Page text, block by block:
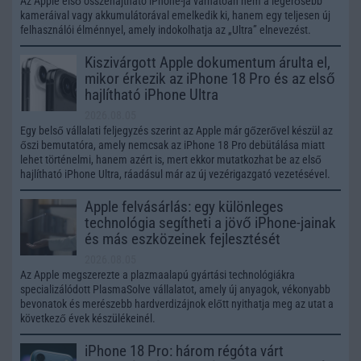
kameráival vagy akkumulátorával emelkedik ki, hanem egy teljesen új
felhasználói élménnyel, amely indokolhatja az „Ultra” elnevezést.
Kiszivárgott Apple dokumentum árulta el,
mikor érkezik az iPhone 18 Pro és az első
hajlítható iPhone Ultra
Egy belső vállalati feljegyzés szerint az Apple már gőzerővel készül az
őszi bemutatóra, amely nemcsak az iPhone 18 Pro debütálása miatt
lehet történelmi, hanem azért is, mert ekkor mutatkozhat be az első
hajlítható iPhone Ultra, ráadásul már az új vezérigazgató vezetésével.
Apple felvásárlás: egy különleges
technológia segítheti a jövő iPhone-jainak
és más eszközeinek fejlesztését
Az Apple megszerezte a plazmaalapú gyártási technológiákra
specializálódott PlasmaSolve vállalatot, amely új anyagok, vékonyabb
bevonatok és merészebb hardverdizájnok előtt nyithatja meg az utat a
következő évek készülékeinél.
iPhone 18 Pro: három régóta várt